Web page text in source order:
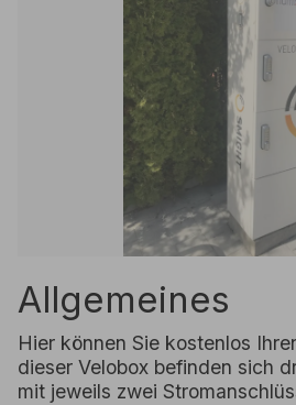
Allgemeines
Hier können Sie kostenlos
dieser Velobox befinden sich
mit jeweils zwei